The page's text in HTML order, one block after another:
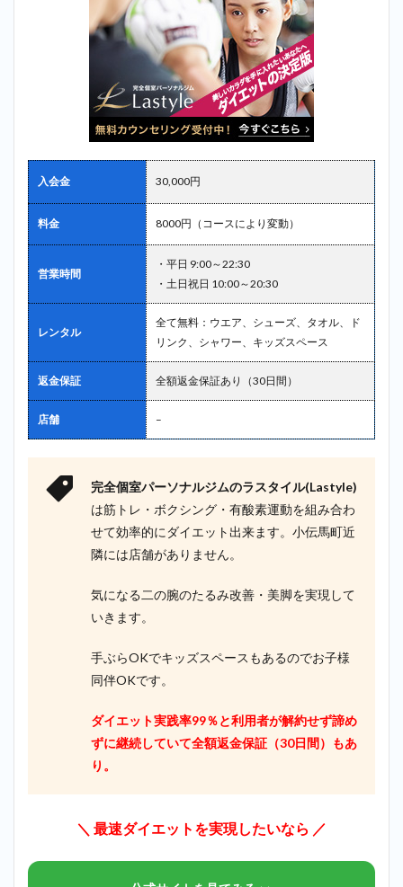
入会金 30,000円
料金 8000円（コースにより変動）
営業時間
・平日 9:00～22:30
・土日祝日 10:00～20:30
レンタル
全て無料：ウエア、シューズ、タオル、ド
リンク、シャワー、キッズスペース
返金保証 全額返金保証あり（30日間）
店舗 –
完全個室パーソナルジムのラスタイル(Lastyle)
は筋トレ・ボクシング・有酸素運動を組み合わ
せて効率的にダイエット出来ます。小伝馬町近
隣には店舗がありません。
気になる二の腕のたるみ改善・美脚を実現して
いきます。
手ぶらOKでキッズスペースもあるのでお子様
同伴OKです。
ダイエット実践率99％と利用者が解約せず諦め
ずに継続していて全額返金保証（30日間）もあ
り。
＼ 最速ダイエットを実現したいなら ／